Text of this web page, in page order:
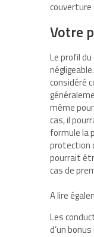
couverture
Votre
Le profil
considéré
même
cas, il
formule la
protection
pourrait
cas de
A lire
Les
d’un